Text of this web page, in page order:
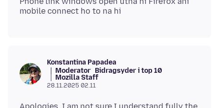
Konstantina Papadea
Moderator Bidragsyder i top 10
Mozilla Staff
28.11.2025 02.11